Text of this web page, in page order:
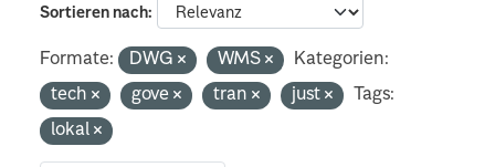
Sortieren nach
Formate: DWG WMS
Kategorien:
tech
gove tran just
Tags:
lokal